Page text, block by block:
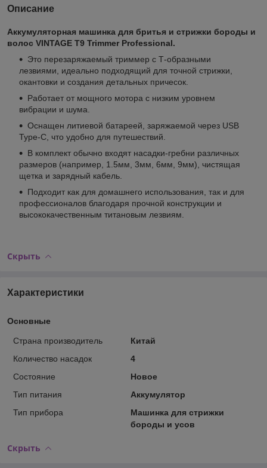
Описание
Аккумуляторная машинка для бритья и стрижки бороды и
волос VINTAGE Т9 Trimmer Professional.
Это перезаряжаемый триммер с Т-образными
лезвиями, идеально подходящий для точной стрижки,
окантовки и создания детальных причесок.
Работает от мощного мотора с низким уровнем
вибрации и шума.
Оснащен литиевой батареей, заряжаемой через USB
Type-C, что удобно для путешествий.
В комплект обычно входят насадки-гребни различных
размеров (например, 1.5мм, 3мм, 6мм, 9мм), чистящая
щетка и зарядный кабель.
Подходит как для домашнего использования, так и для
профессионалов благодаря прочной конструкции и
высококачественным титановым лезвиям.
Скрыть
Характеристики
Основные
Страна производитель
Китай
Количество насадок
4
Состояние
Новое
Тип питания
Аккумулятор
Тип прибора
Машинка для стрижки
бороды и усов
Скрыть